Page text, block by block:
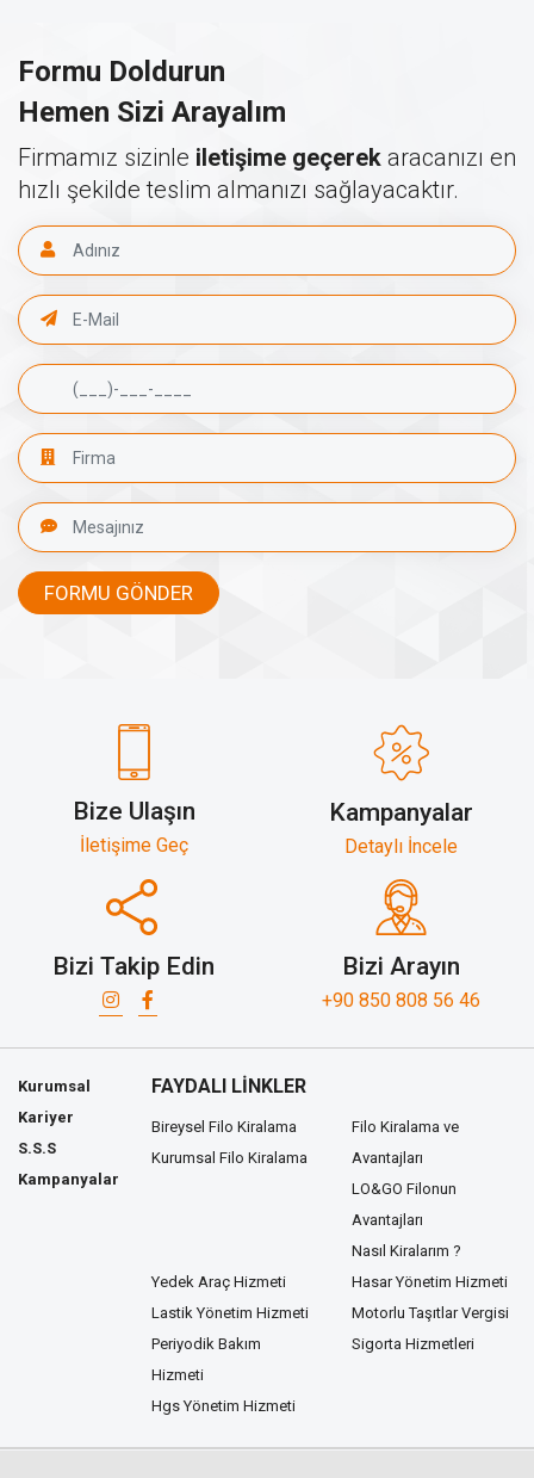
Formu Doldurun
Hemen Sizi Arayalım
Firmamız sizinle iletişime geçerek aracanızı en
hızlı şekilde teslim almanızı sağlayacaktır.
FORMU GÖNDER
Bize Ulaşın
İletişime Geç
Kampanyalar
Detaylı İncele
Bizi Takip Edin Bizi Arayın
+90 850 808 56 46
Kurumsal
Kariyer
S.S.S
Kampanyalar
FAYDALI LİNKLER
Bireysel Filo Kiralama
Kurumsal Filo Kiralama
Filo Kiralama ve
Avantajları
LO&GO Filonun
Avantajları
Nasıl Kiralarım ?
Yedek Araç Hizmeti
Lastik Yönetim Hizmeti
Periyodik Bakım
Hizmeti
Hgs Yönetim Hizmeti
Hasar Yönetim Hizmeti
Motorlu Taşıtlar Vergisi
Sigorta Hizmetleri